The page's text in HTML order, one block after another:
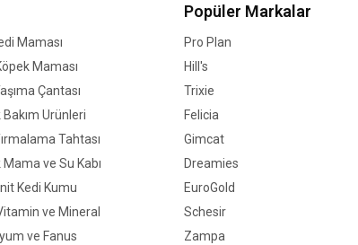
Maması
Maması
Çantası
Bakım Ürünleri
Tahtası
Mama ve Su Kabı
Kedi Kumu
ve Mineral
ve Fanus
Popüler Markalar
Pro Plan
Hill's
Trixie
Felicia
Gimcat
Dreamies
EuroGold
Schesir
Zampa